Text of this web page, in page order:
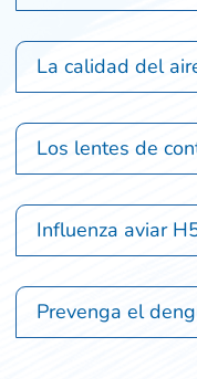
La calidad del
Los lentes de
Influenza aviar
Prevenga el